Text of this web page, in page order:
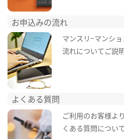
お申込みの流れ
マンスリ−マンシ
流れについてご説
よくある質問
ご利用のお客様よ
くある質問につい